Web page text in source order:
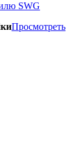
SWG
Просмотреть